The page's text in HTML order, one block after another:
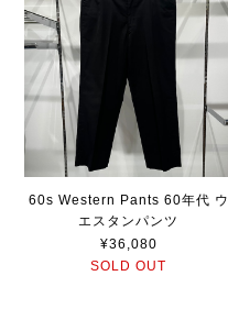
60s Western Pants 60年代 ウ
エスタンパンツ
¥36,080
SOLD OUT